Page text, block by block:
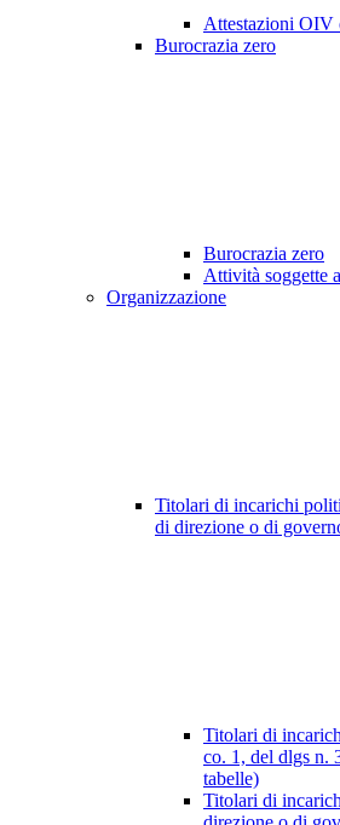
Attestazioni OIV
Burocrazia zero
Burocrazia zero
Attività soggette
Organizzazione
Titolari di incarichi
di direzione o di
Titolari di
co. 1, del dlgs n.
tabelle)
Titolari di